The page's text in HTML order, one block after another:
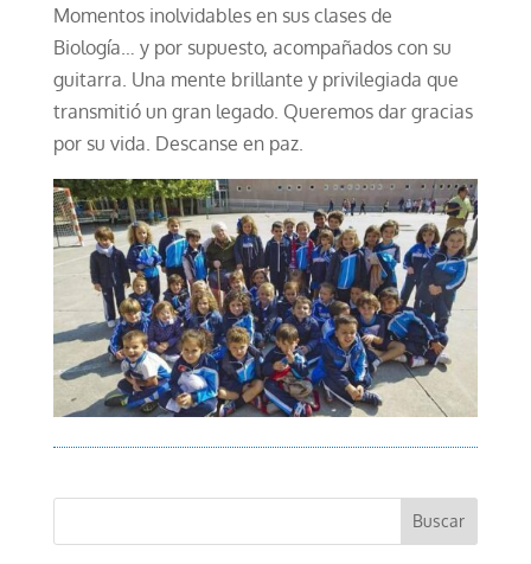
Momentos inolvidables en sus clases de
Biología… y por supuesto, acompañados con su
guitarra. Una mente brillante y privilegiada que
transmitió un gran legado. Queremos dar gracias
por su vida. Descanse en paz.